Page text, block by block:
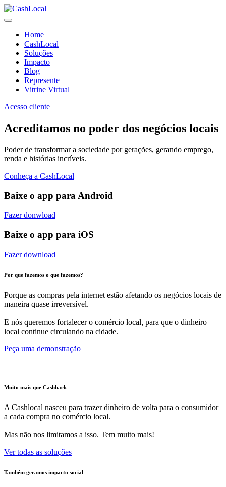
Home
CashLocal
Soluções
Impacto
Blog
Represente
Vitrine Virtual
Acesso cliente
Acreditamos no poder dos negócios locais
Poder de transformar a sociedade por gerações, gerando emprego,
renda e histórias incríveis.
Conheça a CashLocal
Baixe o app para Android
Fazer donwload
Baixe o app para iOS
Fazer download
Por que fazemos o que fazemos?
Porque as compras pela internet estão afetando os negócios locais de
maneira quase irreversível.
E nós queremos fortalecer o comércio local, para que o dinheiro
local continue circulando na cidade.
Peça uma demonstração
Muito mais que Cashback
A Cashlocal nasceu para trazer dinheiro de volta para o consumidor
a cada compra no comércio local.
Mas não nos limitamos a isso. Tem muito mais!
Ver todas as soluções
Também geramos impacto social